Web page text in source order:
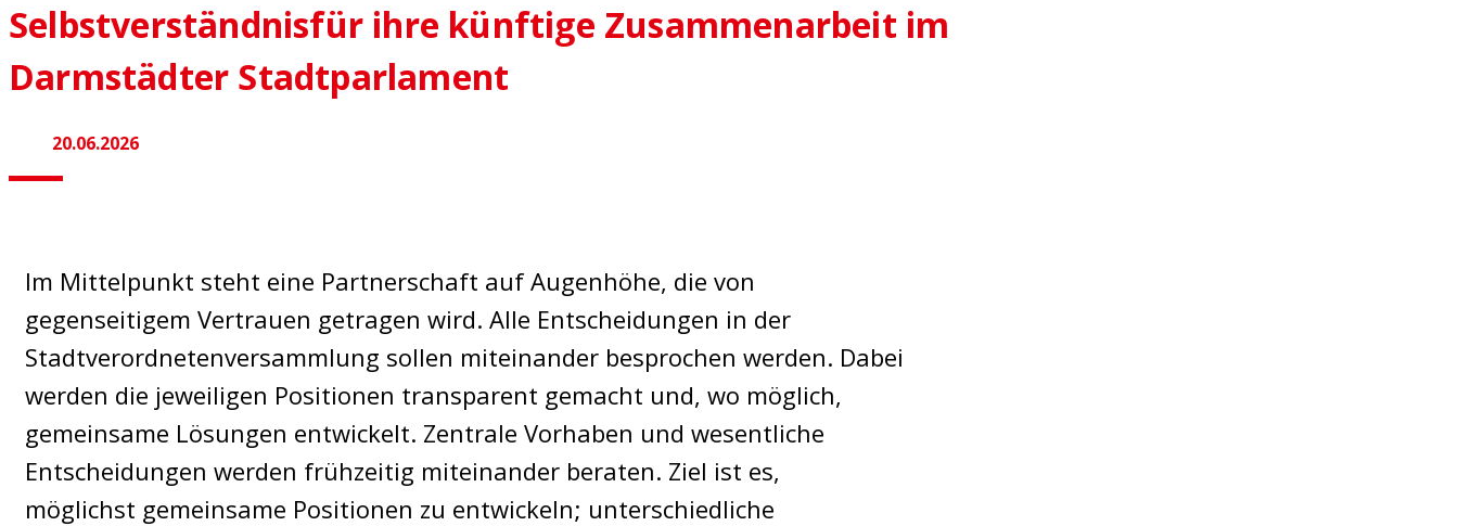
Selbstverständnisfür ihre künftige Zusammenarbeit im
Darmstädter Stadtparlament
20.06.2026
Im Mittelpunkt steht eine Partnerschaft auf Augenhöhe, die von
gegenseitigem Vertrauen getragen wird. Alle Entscheidungen in der
Stadtverordnetenversammlung sollen miteinander besprochen werden. Dabei
werden die jeweiligen Positionen transparent gemacht und, wo möglich,
gemeinsame Lösungen entwickelt. Zentrale Vorhaben und wesentliche
Entscheidungen werden frühzeitig miteinander beraten. Ziel ist es,
möglichst gemeinsame Positionen zu entwickeln; unterschiedliche